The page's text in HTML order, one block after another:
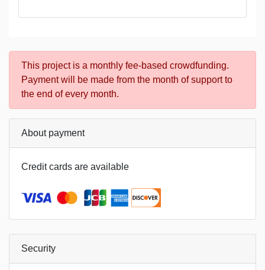
This project is a monthly fee-based crowdfunding.
Payment will be made from the month of support to
the end of every month.
About payment
Credit cards are available
Security